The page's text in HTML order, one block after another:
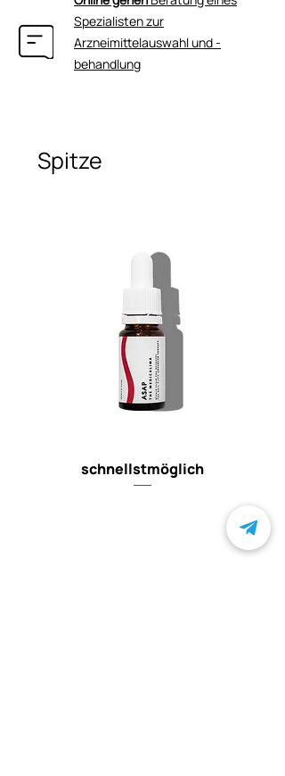
Ionenbindungen zwischen defekten
Hautschichten auf, ohne mit normaler
Haut zu reagieren.
Spezialisten zur
Arzneimittelauswahl und -
behandlung
Spitze
schnellstmöglich